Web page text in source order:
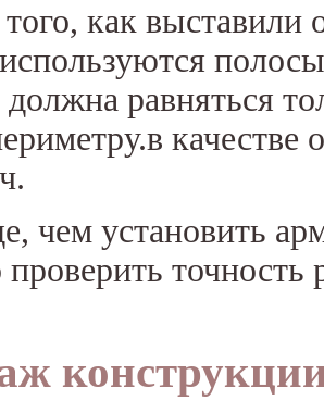
как выставили
равняться
качестве
установить
точность